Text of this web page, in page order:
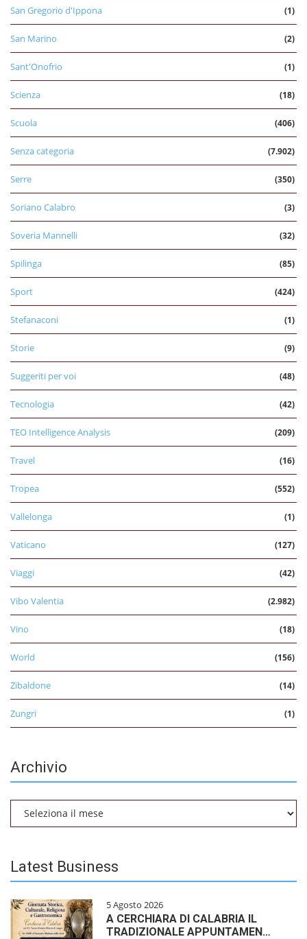
San Gregorio d'Ippona (1)
San Marino (2)
Sant'Onofrio (1)
Scienza (18)
Scuola (406)
Senza categoria (7.902)
Serre (350)
Soriano Calabro (3)
Soveria Mannelli (32)
Spilinga (85)
Sport (424)
Stefanaconi (1)
Storie (9)
Suggeriti per voi (48)
Tecnologia (42)
TEO Intelligence Analysis (209)
Travel (16)
Tropea (552)
Vallelonga (1)
Vaticano (127)
Viaggi (42)
Vibo Valentia (2.982)
Vino (18)
World (156)
Zibaldone (14)
Zungri (1)
Archivio
Archivio
Latest Business
5 Agosto 2026
A CERCHIARA DI CALABRIA IL
TRADIZIONALE APPUNTAMEN…